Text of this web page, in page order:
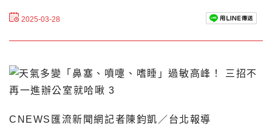
2025-03-28
CNEWS匯流新聞網記者陳鈞凱／台北報導